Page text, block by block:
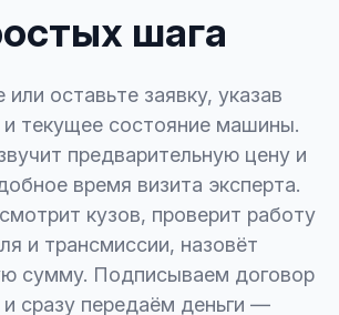
шага
или оставьте заявку, указав
текущее состояние машины.
предварительную цену и
время визита эксперта.
кузов, проверит работу
и трансмиссии, назовёт
сумму. Подписываем договор
сразу передаём деньги —